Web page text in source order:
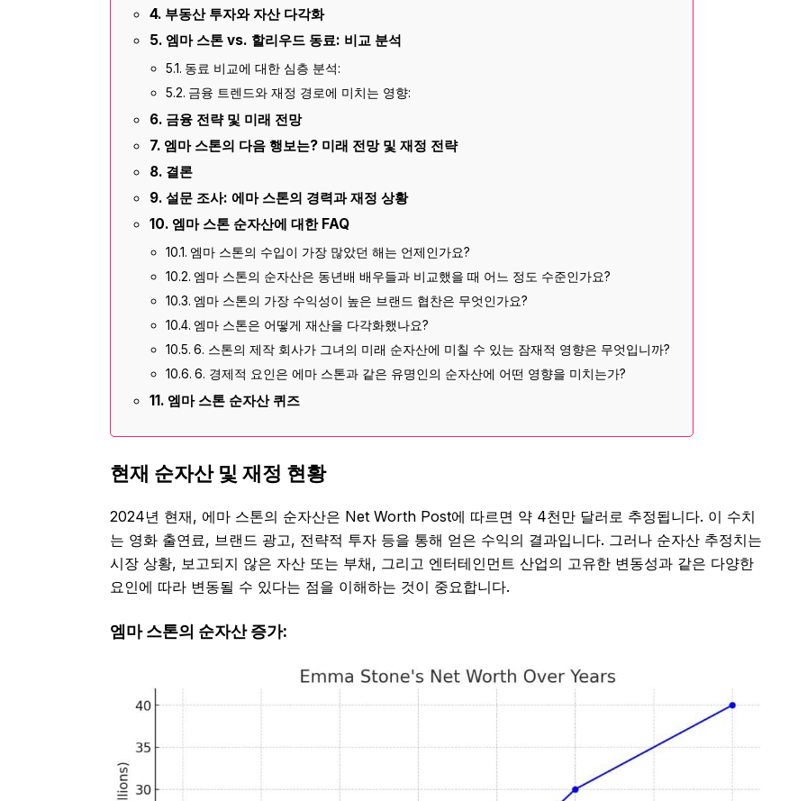
부동산 투자와 자산 다각화
엠마 스톤 vs. 할리우드 동료: 비교 분석
동료 비교에 대한 심층 분석:
금융 트렌드와 재정 경로에 미치는 영향:
금융 전략 및 미래 전망
엠마 스톤의 다음 행보는? 미래 전망 및 재정 전략
결론
설문 조사: 에마 스톤의 경력과 재정 상황
엠마 스톤 순자산에 대한 FAQ
엠마 스톤의 수입이 가장 많았던 해는 언제인가요?
엠마 스톤의 순자산은 동년배 배우들과 비교했을 때 어느 정도 수준인가요?
엠마 스톤의 가장 수익성이 높은 브랜드 협찬은 무엇인가요?
엠마 스톤은 어떻게 재산을 다각화했나요?
6. 스톤의 제작 회사가 그녀의 미래 순자산에 미칠 수 있는 잠재적 영향은 무엇입니까?
6. 경제적 요인은 에마 스톤과 같은 유명인의 순자산에 어떤 영향을 미치는가?
엠마 스톤 순자산 퀴즈
현재 순자산 및 재정 현황
2024년 현재, 에마 스톤의 순자산은 Net Worth Post에 따르면 약 4천만 달러로 추정됩니다. 이 수치
는 영화 출연료, 브랜드 광고, 전략적 투자 등을 통해 얻은 수익의 결과입니다. 그러나 순자산 추정치는
시장 상황, 보고되지 않은 자산 또는 부채, 그리고 엔터테인먼트 산업의 고유한 변동성과 같은 다양한
요인에 따라 변동될 수 있다는 점을 이해하는 것이 중요합니다.
엠마 스톤의 순자산 증가: